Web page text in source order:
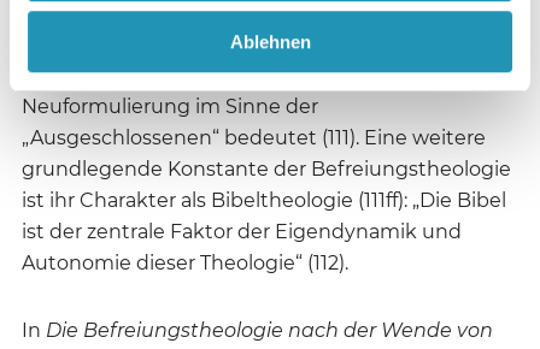
Ablehnen
Lebendigkeit der Befreiungstheologie (110), wobei
dies keinesfalls einen Abschied von der „Option für
die Armen“, sondern ihre Erweiterung bzw.
Neuformulierung im Sinne der
„Ausgeschlossenen“ bedeutet (111). Eine weitere
grundlegende Konstante der Befreiungstheologie
ist ihr Charakter als Bibeltheologie (111ff): „Die Bibel
ist der zentrale Faktor der Eigendynamik und
Autonomie dieser Theologie“ (112).
In Die Befreiungstheologie nach der Wende von